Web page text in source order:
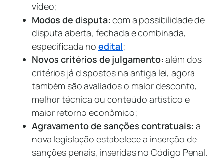
vídeo;
Modos de disputa: com a possibilidade de
disputa aberta, fechada e combinada,
especificada no edital;
Novos critérios de julgamento: além dos
critérios já dispostos na antiga lei, agora
também são avaliados o maior desconto,
melhor técnica ou conteúdo artístico e
maior retorno econômico;
Agravamento de sanções contratuais: a
nova legislação estabelece a inserção de
sanções penais, inseridas no Código Penal.